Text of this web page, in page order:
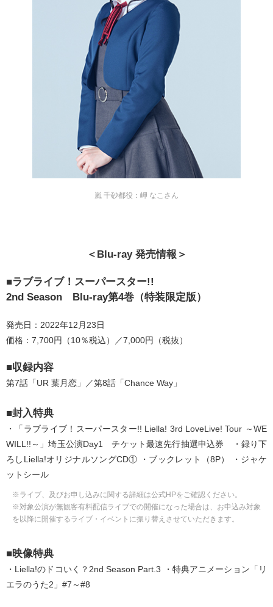
嵐 千砂都役：岬 なこさん
＜Blu-ray 発売情報＞
■ラブライブ！スーパースター!!
2nd Season Blu-ray第4巻（特装限定版）
発売日：2022年12月23日
価格：7,700円（10％税込）／7,000円（税抜）
■収録内容
第7話「UR 葉月恋」／第8話「Chance Way」
■封入特典
・「ラブライブ！スーパースター!! Liella! 3rd LoveLive! Tour ～WE
WILL!!～」埼玉公演Day1 チケット最速先行抽選申込券 ・録り下
ろしLiella!オリジナルソングCD① ・ブックレット（8P） ・ジャケ
ットシール
※ライブ、及びお申し込みに関する詳細は公式HPをご確認ください。
※対象公演が無観客有料配信ライブでの開催になった場合は、お申込み対象
を以降に開催するライブ・イベントに振り替えさせていただきます。
■映像特典
・Liella!のドコいく？2nd Season Part.3 ・特典アニメーション「リ
エラのうた2」#7～#8